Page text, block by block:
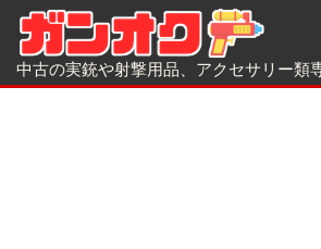
中古の実銃や射撃用品、アクセサリー類